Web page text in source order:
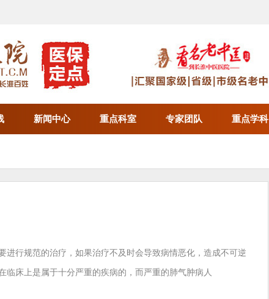
新闻中心 重点科室 专家团队 重点学科
进行规范的治疗，如果治疗不及时会导致病情恶化，造成不可逆
临床上是属于十分严重的疾病的，而严重的肺气肿病人